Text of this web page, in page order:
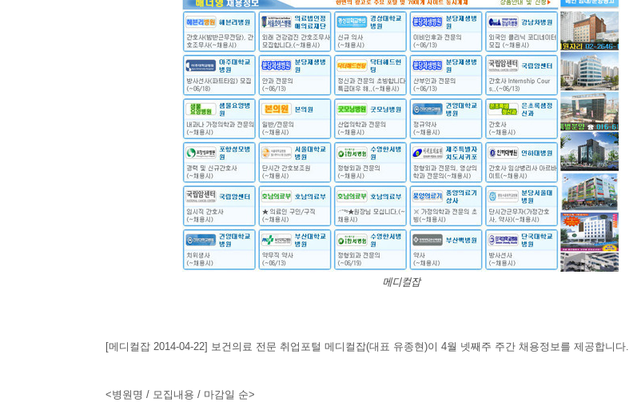
메디컬잡
[메디컬잡 2014-04-22] 보건의료 전문 취업포털 메디컬잡(대표 유종현)이 4월 넷째주 주간 채용정보를 제공합니다.
<병원명 / 모집내용 / 마감일 순>